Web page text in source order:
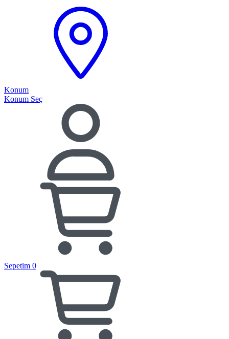
Konum
Konum Seç
Sepetim 0